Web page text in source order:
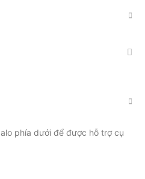
phía dưới để được hỗ trợ cụ